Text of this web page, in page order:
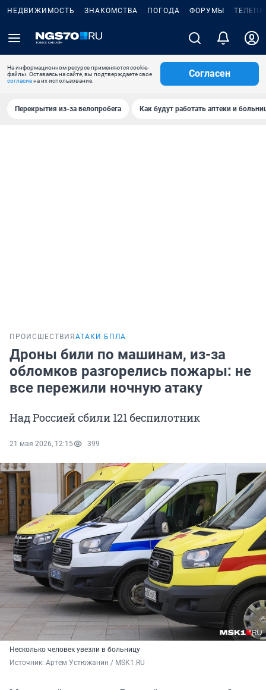
НЕДВИЖИМОСТЬ ЗНАКОМСТВА ПОГОДА ФОРУМЫ
На информационном ресурсе применяются cookie-
файлы. Оставаясь на сайте, вы подтверждаете свое
согласиена их использование.
Согласен
Перекрытия из-за велопробега Как будут работать аптеки и
ПРОИСШЕСТВИЯ АТАКИ БПЛА
Дроны били по машинам, из-за
обломков разгорелись пожары: не
все пережили ночную атаку
Над Россией сбили 121 беспилотник
21 мая 2026, 12:15 399
Несколько человек увезли в больницу
Источник: Артем Устюжанин / MSK1.RU